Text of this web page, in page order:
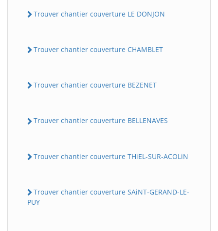
Trouver chantier couverture LE DONJON
Trouver chantier couverture CHAMBLET
Trouver chantier couverture BEZENET
Trouver chantier couverture BELLENAVES
Trouver chantier couverture THiEL-SUR-ACOLiN
Trouver chantier couverture SAiNT-GERAND-LE-
PUY